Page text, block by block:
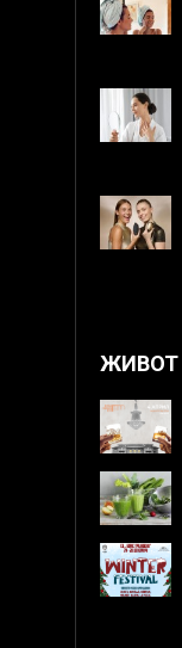
ЖИВОТ